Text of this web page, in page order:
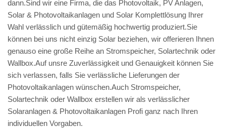
dann.Sind wir eine Firma, die das Photovoltaik, PV Anlagen,
Solar & Photovoltaikanlagen und Solar Komplettlösung Ihrer
Wahl verlässlich und gütemäßig hochwertig produziert.Sie
können bei uns nicht einzig Solar beziehen, wir offerieren Ihnen
genauso eine große Reihe an Stromspeicher, Solartechnik oder
Wallbox.Auf unsre Zuverlässigkeit und Genauigkeit können Sie
sich verlassen, falls Sie verlässliche Lieferungen der
Photovoltaikanlagen wünschen.Auch Stromspeicher,
Solartechnik oder Wallbox erstellen wir als verlässlicher
Solaranlagen & Photovoltaikanlagen Profi ganz nach Ihren
individuellen Vorgaben.